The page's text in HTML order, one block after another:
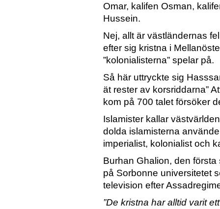
Omar, kalifen Osman,
Hussein.
Nej, allt är västländernas
efter sig kristna i
”kolonialisterna” spelar på.
Så här uttryckte sig
ät rester av korsriddarna”
kom på 700 talet försöker
Islamister kallar
dolda islamisterna
imperialist, kolonialist och
Burhan Ghalion, den
på Sorbonne universitetet
television efter
”De kristna har alltid varit